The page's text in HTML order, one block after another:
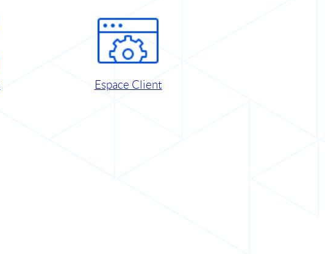
Espace Client